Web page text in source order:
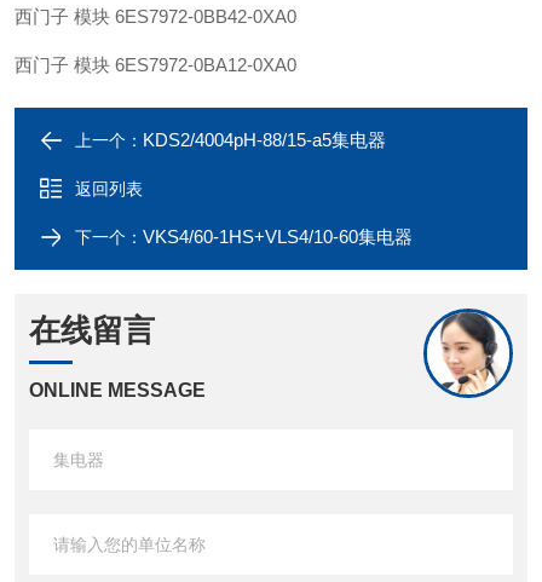
西门子 模块 6ES7972-0BB42-0XA0
西门子 模块 6ES7972-0BA12-0XA0
上一个： KDS2/4004pH-88/15-a5集电器
返回列表
下一个： VKS4/60-1HS+VLS4/10-60集电器
在线留言
ONLINE MESSAGE